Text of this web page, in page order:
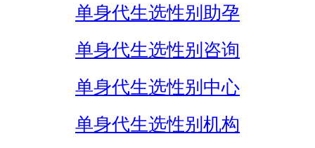
单身代生选性别助孕
单身代生选性别咨询
单身代生选性别中心
单身代生选性别机构